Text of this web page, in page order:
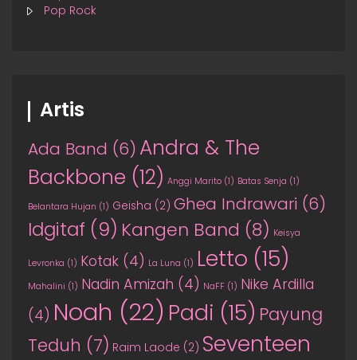
Pop Rock
Artis
Ada Band (6) Andra & The
Backbone (12) Anggi Marito (1) Batas Senja (1)
Belantara Hujan (1) Geisha (2) Ghea Indrawari (6)
Idgitaf (9) Kangen Band (8) Keisya
Levronka (1) Kotak (4) La Luna (1) Letto (15)
Mahalini (1) Nadin Amizah (4) NaFF (1) Nike Ardilla
(4) Noah (22) Padi (15) Payung
Teduh (7) Raim Laode (2) Seventeen